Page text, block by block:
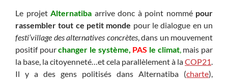
Le projetAlternatiba arrive donc à point nommé pour
rassembler tout ce petit monde pour le dialogue en un
festi’village des alternatives concrètes, dans un mouvement
positif pourchanger le système, PAS le climat,mais par
la base, la citoyenneté…et cela parallèlement à laCOP21.
Il y a des gens politisés dans Alternatiba (charte),